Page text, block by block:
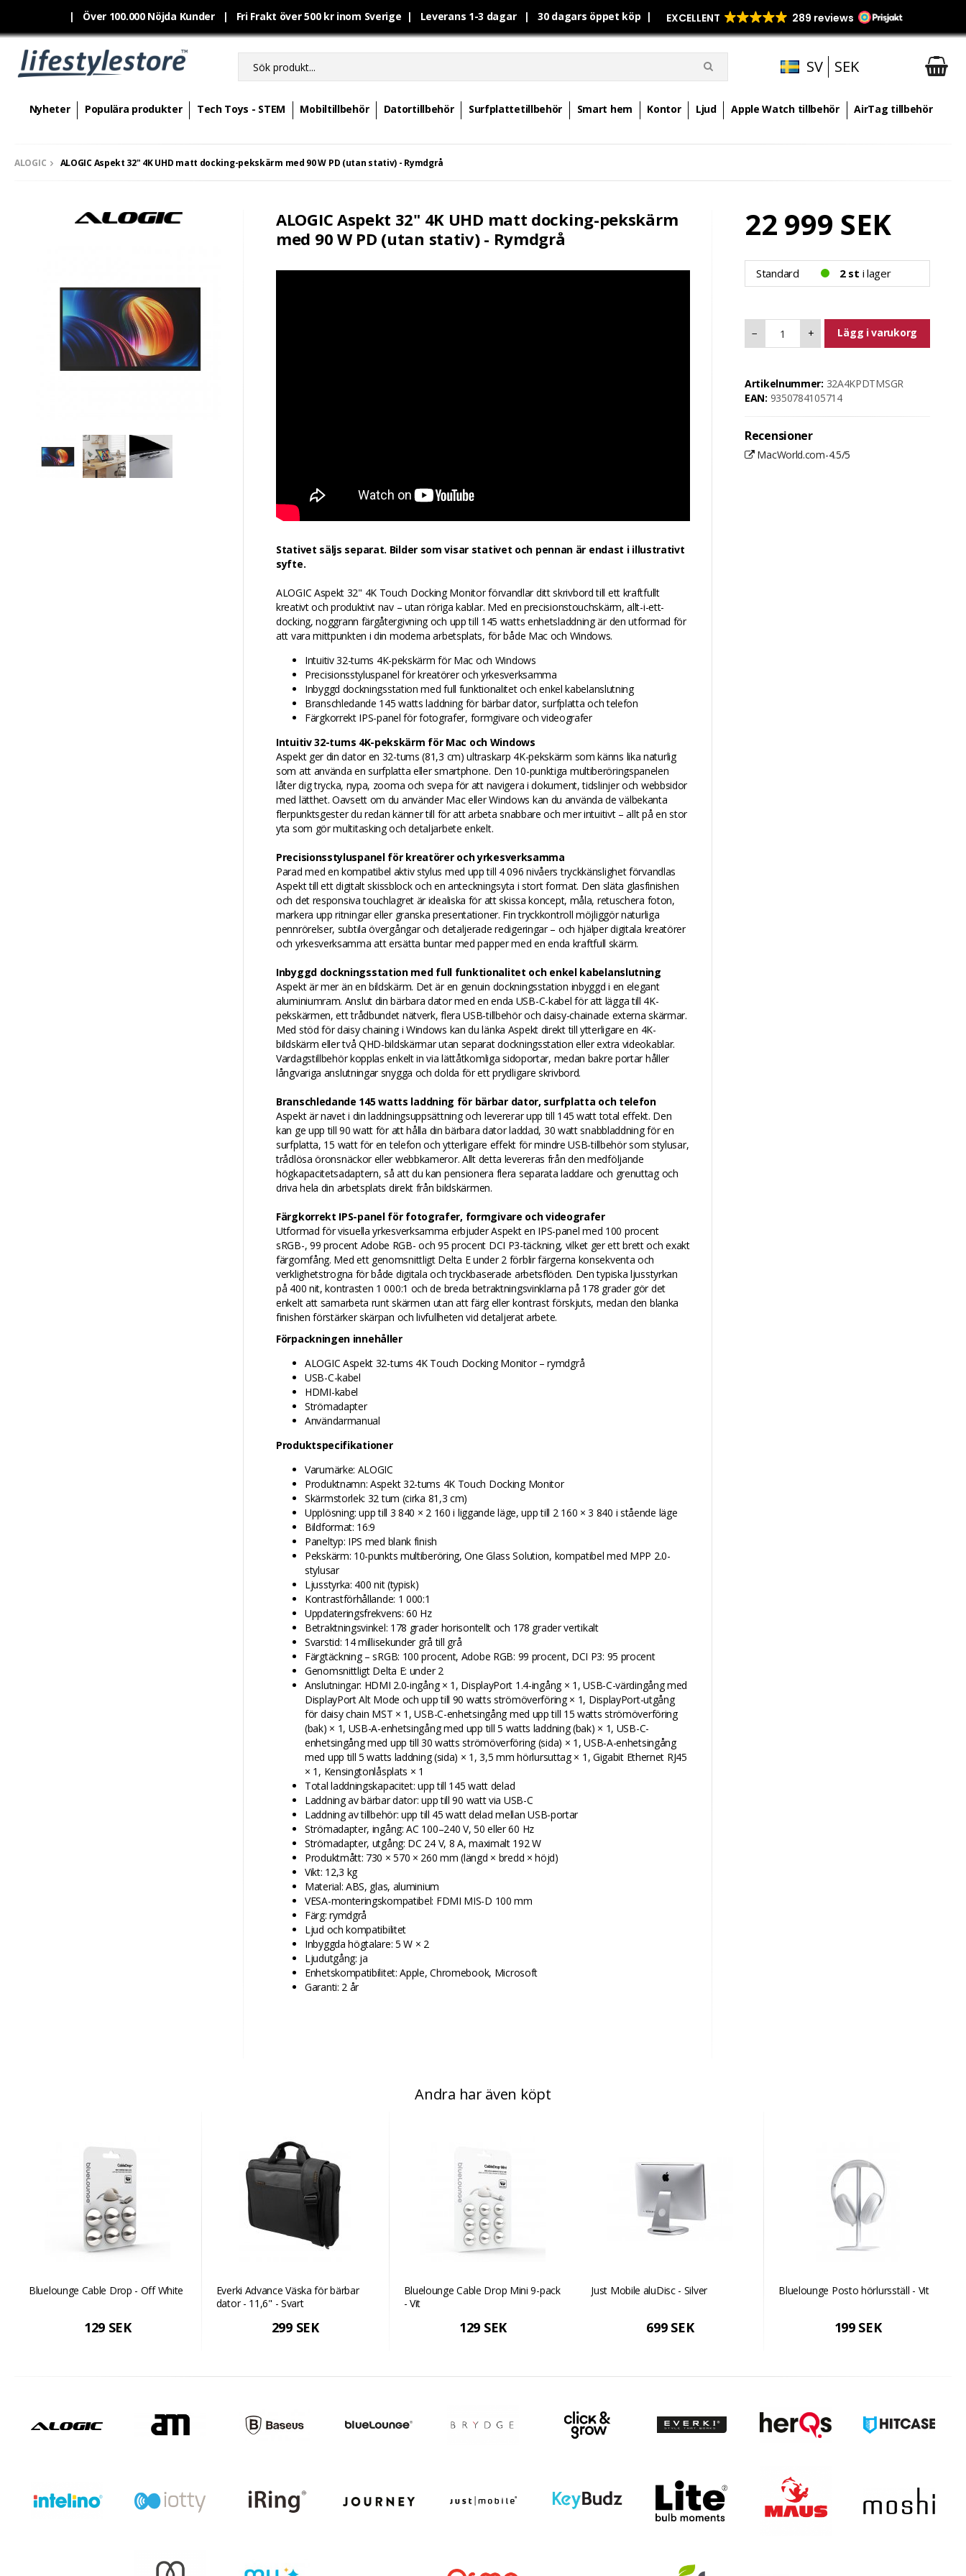
| Över 100.000 Nöjda Kunder | Fri Frakt över 500 kr inom Sverige | Leverans 1-3 dagar | 30 dagars öppet köp |
SV SEK
Nyheter Populära produkter Tech Toys - STEM Mobiltillbehör Datortillbehör Surfplattetillbehör Smart hem Kontor Ljud Apple Watch tillbehör AirTag tillbehör
ALOGIC ALOGIC Aspekt 32" 4K UHD matt docking-pekskärm med 90 W PD (utan stativ) - Rymdgrå
ALOGIC Aspekt 32" 4K UHD matt docking-pekskärm
med 90 W PD (utan stativ) - Rymdgrå
Stativet säljs separat. Bilder som visar stativet och pennan är endast i illustrativt
syfte.
ALOGIC Aspekt 32" 4K Touch Docking Monitor förvandlar ditt skrivbord till ett kraftfullt
kreativt och produktivt nav – utan röriga kablar. Med en precisionstouchskärm, allt-i-ett-
docking, noggrann färgåtergivning och upp till 145 watts enhetsladdning är den utformad för
att vara mittpunkten i din moderna arbetsplats, för både Mac och Windows.
Intuitiv 32-tums 4K-pekskärm för Mac och Windows
Precisionsstyluspanel för kreatörer och yrkesverksamma
Inbyggd dockningsstation med full funktionalitet och enkel kabelanslutning
Branschledande 145 watts laddning för bärbar dator, surfplatta och telefon
Färgkorrekt IPS-panel för fotografer, formgivare och videografer
Intuitiv 32-tums 4K-pekskärm för Mac och Windows
Aspekt ger din dator en 32-tums (81,3 cm) ultraskarp 4K-pekskärm som känns lika naturlig
som att använda en surfplatta eller smartphone. Den 10-punktiga multiberöringspanelen
låter dig trycka, nypa, zooma och svepa för att navigera i dokument, tidslinjer och webbsidor
med lätthet. Oavsett om du använder Mac eller Windows kan du använda de välbekanta
flerpunktsgester du redan känner till för att arbeta snabbare och mer intuitivt – allt på en stor
yta som gör multitasking och detaljarbete enkelt.
Precisionsstyluspanel för kreatörer och yrkesverksamma
Parad med en kompatibel aktiv stylus med upp till 4 096 nivåers tryckkänslighet förvandlas
Aspekt till ett digitalt skissblock och en anteckningsyta i stort format. Den släta glasfinishen
och det responsiva touchlagret är idealiska för att skissa koncept, måla, retuschera foton,
markera upp ritningar eller granska presentationer. Fin tryckkontroll möjliggör naturliga
pennrörelser, subtila övergångar och detaljerade redigeringar – och hjälper digitala kreatörer
och yrkesverksamma att ersätta buntar med papper med en enda kraftfull skärm.
Inbyggd dockningsstation med full funktionalitet och enkel kabelanslutning
Aspekt är mer än en bildskärm. Det är en genuin dockningsstation inbyggd i en elegant
aluminiumram. Anslut din bärbara dator med en enda USB-C-kabel för att lägga till 4K-
pekskärmen, ett trådbundet nätverk, flera USB-tillbehör och daisy-chainade externa skärmar.
Med stöd för daisy chaining i Windows kan du länka Aspekt direkt till ytterligare en 4K-
bildskärm eller två QHD-bildskärmar utan separat dockningsstation eller extra videokablar.
Vardagstillbehör kopplas enkelt in via lättåtkomliga sidoportar, medan bakre portar håller
långvariga anslutningar snygga och dolda för ett prydligare skrivbord.
Branschledande 145 watts laddning för bärbar dator, surfplatta och telefon
Aspekt är navet i din laddningsuppsättning och levererar upp till 145 watt total effekt. Den
kan ge upp till 90 watt för att hålla din bärbara dator laddad, 30 watt snabbladdning för en
surfplatta, 15 watt för en telefon och ytterligare effekt för mindre USB-tillbehör som stylusar,
trådlösa öronsnäckor eller webbkameror. Allt detta levereras från den medföljande
högkapacitetsadaptern, så att du kan pensionera flera separata laddare och grenuttag och
driva hela din arbetsplats direkt från bildskärmen.
Färgkorrekt IPS-panel för fotografer, formgivare och videografer
Utformad för visuella yrkesverksamma erbjuder Aspekt en IPS-panel med 100 procent
sRGB-, 99 procent Adobe RGB- och 95 procent DCI P3-täckning, vilket ger ett brett och exakt
färgomfång. Med ett genomsnittligt Delta E under 2 förblir färgerna konsekventa och
verklighetstrogna för både digitala och tryckbaserade arbetsflöden. Den typiska ljusstyrkan
på 400 nit, kontrasten 1 000:1 och de breda betraktningsvinklarna på 178 grader gör det
enkelt att samarbeta runt skärmen utan att färg eller kontrast förskjuts, medan den blanka
finishen förstärker skärpan och livfullheten vid detaljerat arbete.
Förpackningen innehåller
ALOGIC Aspekt 32-tums 4K Touch Docking Monitor – rymdgrå
USB-C-kabel
HDMI-kabel
Strömadapter
Användarmanual
Produktspecifikationer
Varumärke: ALOGIC
Produktnamn: Aspekt 32-tums 4K Touch Docking Monitor
Skärmstorlek: 32 tum (cirka 81,3 cm)
Upplösning: upp till 3 840 × 2 160 i liggande läge, upp till 2 160 × 3 840 i stående läge
Bildformat: 16:9
Paneltyp: IPS med blank finish
Pekskärm: 10-punkts multiberöring, One Glass Solution, kompatibel med MPP 2.0-
stylusar
Ljusstyrka: 400 nit (typisk)
Kontrastförhållande: 1 000:1
Uppdateringsfrekvens: 60 Hz
Betraktningsvinkel: 178 grader horisontellt och 178 grader vertikalt
Svarstid: 14 millisekunder grå till grå
Färgtäckning – sRGB: 100 procent, Adobe RGB: 99 procent, DCI P3: 95 procent
Genomsnittligt Delta E: under 2
Anslutningar: HDMI 2.0-ingång × 1, DisplayPort 1.4-ingång × 1, USB-C-värdingång med
DisplayPort Alt Mode och upp till 90 watts strömöverföring × 1, DisplayPort-utgång
för daisy chain MST × 1, USB-C-enhetsingång med upp till 15 watts strömöverföring
(bak) × 1, USB-A-enhetsingång med upp till 5 watts laddning (bak) × 1, USB-C-
enhetsingång med upp till 30 watts strömöverföring (sida) × 1, USB-A-enhetsingång
med upp till 5 watts laddning (sida) × 1, 3,5 mm hörlursuttag × 1, Gigabit Ethernet RJ45
× 1, Kensingtonlåsplats × 1
Total laddningskapacitet: upp till 145 watt delad
Laddning av bärbar dator: upp till 90 watt via USB-C
Laddning av tillbehör: upp till 45 watt delad mellan USB-portar
Strömadapter, ingång: AC 100–240 V, 50 eller 60 Hz
Strömadapter, utgång: DC 24 V, 8 A, maximalt 192 W
Produktmått: 730 × 570 × 260 mm (längd × bredd × höjd)
Vikt: 12,3 kg
Material: ABS, glas, aluminium
VESA-monteringskompatibel: FDMI MIS-D 100 mm
Färg: rymdgrå
Ljud och kompatibilitet
Inbyggda högtalare: 5 W × 2
Ljudutgång: ja
Enhetskompatibilitet: Apple, Chromebook, Microsoft
Garanti: 2 år
22 999 SEK
Standard 2 st i lager
− + Lägg i varukorg
Artikelnummer: 32A4KPDTMSGR
EAN: 9350784105714
Recensioner
MacWorld.com-4.5/5
Andra har även köpt
Bluelounge Cable Drop - Off White
129 SEK
Everki Advance Väska för bärbar
dator - 11,6" - Svart
299 SEK
Bluelounge Cable Drop Mini 9-pack
- Vit
129 SEK
Just Mobile aluDisc - Silver
699 SEK
Bluelounge Posto hörlursställ - Vit
199 SEK